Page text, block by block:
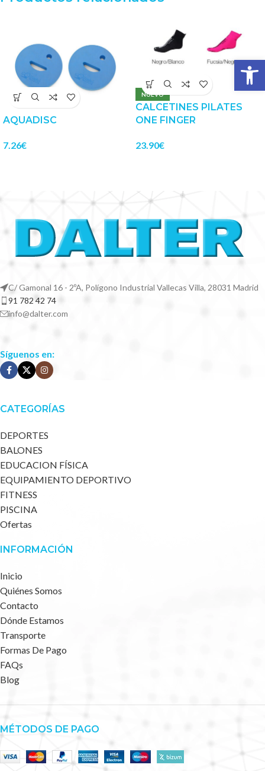
AQUADISC
7.26€
NUEVO
CALCETINES PILATES
ONE FINGER
23.90€
C/ Gamonal 16 - 2ºA, Polígono Industrial Vallecas Villa, 28031 Madrid
91 782 42 74
info@dalter.com
Síguenos en:
CATEGORÍAS
DEPORTES
BALONES
EDUCACION FÍSICA
EQUIPAMIENTO DEPORTIVO
FITNESS
PISCINA
Ofertas
INFORMACIÓN
Inicio
Quiénes Somos
Contacto
Dónde Estamos
Transporte
Formas De Pago
FAQs
Blog
MÉTODOS DE PAGO
Abrir